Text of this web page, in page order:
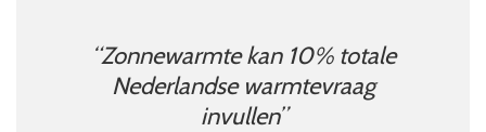
“Zonnewarmte kan 10% totale
Nederlandse warmtevraag
invullen”